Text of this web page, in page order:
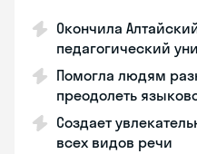
Окончила
педагогический
Помогла людям
преодолеть
Создает
всех видов речи